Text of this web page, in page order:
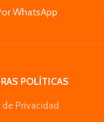
los pies, facilita su
WhatsApp
POLÍTICAS
Privacidad